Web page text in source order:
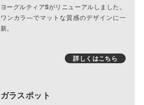
ヨーグルティアSがリニューアルしました。
ワンカラ―でマットな質感のデザインに一
新。
詳しくはこちら
ガラスポット